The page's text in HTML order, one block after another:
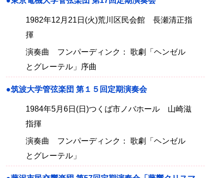
1982年12月21日(火)荒川区民会館 長瀬清正指
揮
演奏曲 フンパーディンク： 歌劇「ヘンゼル
とグレーテル」序曲
●筑波大学管弦楽団 第１５回定期演奏会
1984年5月6日(日)つくば市ノバホール 山崎滋
指揮
演奏曲 フンパーディンク： 歌劇「ヘンゼル
とグレーテル」